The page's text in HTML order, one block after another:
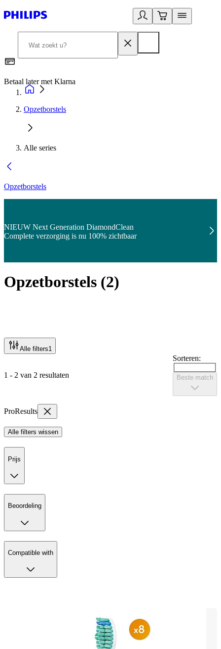
Betaal later met Klarna
Opzetborstels
Alle series
Opzetborstels
NIEUW Next Generation DiamondClean
Complete verzorging is nu 100% zichtbaar
Opzetborstels (2)
Alle filters1
1 - 2 van 2 resultaten
Sorteren:
Beste match
ProResults
Alle filters wissen
Prijs
Beoordeling
Compatible with